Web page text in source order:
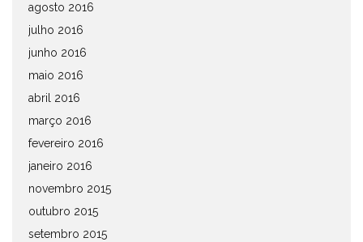
agosto 2016
julho 2016
junho 2016
maio 2016
abril 2016
março 2016
fevereiro 2016
janeiro 2016
novembro 2015
outubro 2015
setembro 2015